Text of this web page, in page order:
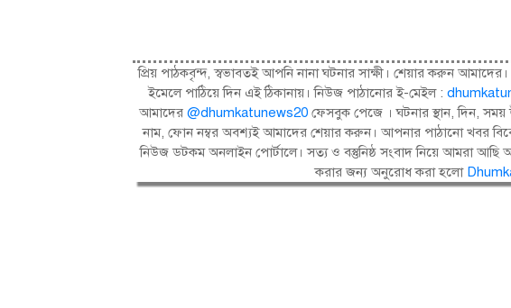
প্রিয় পাঠকবৃন্দ, স্বভাবতই আপনি নানা ঘটনার সাক্ষী। শেয়ার করুন
ইমেলে পাঠিয়ে দিন এই ঠিকানায়। নিউজ পাঠানোর ই-মেইল :
আমাদের@dhumkatunews20 ফেসবুক পেজে । ঘটনার স্থান, দিন,
নাম, ফোন নম্বর অবশ্যই আমাদের শেয়ার করুন। আপনার পাঠানো খবর
নিউজ ডটকম অনলাইন পোর্টালে। সত্য ও বস্তুনিষ্ঠ সংবাদ নিয়ে আমরা আছি
করার জন্য অনুরোধ করা হলো